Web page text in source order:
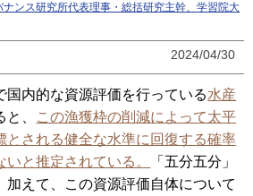
ナンス研究所代表理事・総括研究主幹、学習院大
2024/04/30
内的な資源評価を行っている水産
と、
この漁獲枠の削減によって太平
とされる健全な水準に回復する確率
と推定されている。
「五分五分」
加えて、この資源評価自体について